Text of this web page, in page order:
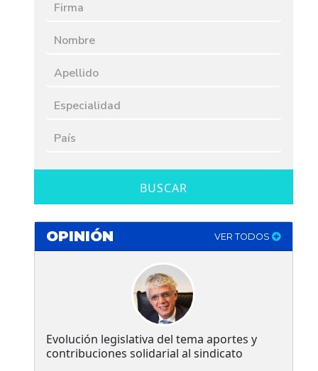
BUSCAR
OPINIÓN VER TODOS
Evolución legislativa del tema aportes y
contribuciones solidarial al sindicato